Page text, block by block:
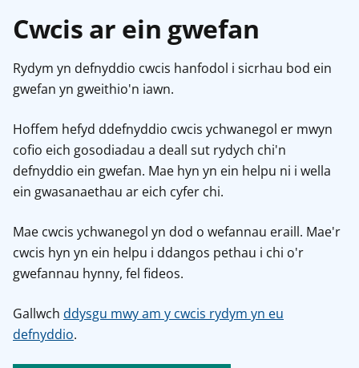
Cwcis ar ein gwefan
Rydym yn defnyddio cwcis hanfodol i sicrhau bod ein
gwefan yn gweithio'n iawn.
Hoffem hefyd ddefnyddio cwcis ychwanegol er mwyn
cofio eich gosodiadau a deall sut rydych chi'n
defnyddio ein gwefan. Mae hyn yn ein helpu ni i wella
ein gwasanaethau ar eich cyfer chi.
Mae cwcis ychwanegol yn dod o wefannau eraill. Mae'r
cwcis hyn yn ein helpu i ddangos pethau i chi o'r
gwefannau hynny, fel fideos.
Gallwch ddysgu mwy am y cwcis rydym yn eu
defnyddio.